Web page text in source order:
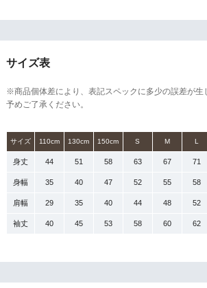
サイズ表
※商品個体差により、表記スペックに多少の誤差が生
予めご了承ください。
サイズ 110cm 130cm 150cm S M L
身丈 44 51 58 63 67 71
身幅 35 40 47 52 55 58
肩幅 29 35 40 44 48 52
袖丈 40 45 53 58 60 62